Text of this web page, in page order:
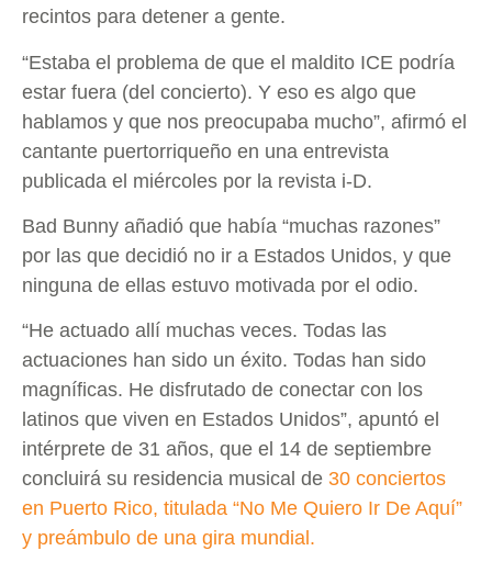
recintos para detener a gente.
“Estaba el problema de que el maldito ICE podría
estar fuera (del concierto). Y eso es algo que
hablamos y que nos preocupaba mucho”, afirmó el
cantante puertorriqueño en una entrevista
publicada el miércoles por la revista i-D.
Bad Bunny añadió que había “muchas razones”
por las que decidió no ir a Estados Unidos, y que
ninguna de ellas estuvo motivada por el odio.
“He actuado allí muchas veces. Todas las
actuaciones han sido un éxito. Todas han sido
magníficas. He disfrutado de conectar con los
latinos que viven en Estados Unidos”, apuntó el
intérprete de 31 años, que el 14 de septiembre
concluirá su residencia musical de 30 conciertos
en Puerto Rico, titulada “No Me Quiero Ir De Aquí”
y preámbulo de una gira mundial.